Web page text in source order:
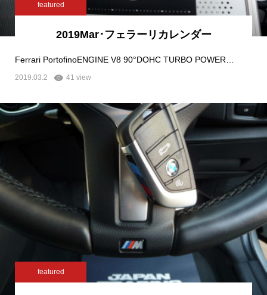
featured
2019Mar･フェラーリカレンダー
Ferrari PortofinoENGINE V8 90°DOHC TURBO POWER…
2019.03.2 41 view
featured